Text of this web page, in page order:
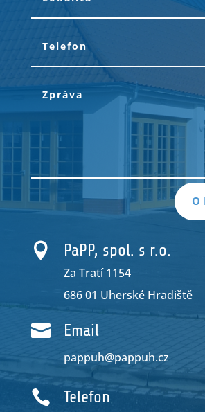
 PaPP, spol. s r.o.
Za Tratí 1154
686 01 Uherské Hradiště
 Email
pappuh@pappuh.cz
 Telefon